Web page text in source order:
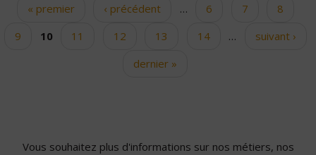
Pages« premier ‹ précédent … 6 7
8
9
10 11 12 13 14 …
suivant ›
dernier »
Vous souhaitez plus d'informations sur nos métiers, nos